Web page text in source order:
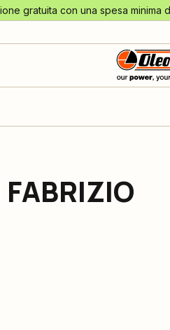
gratuita con una spesa